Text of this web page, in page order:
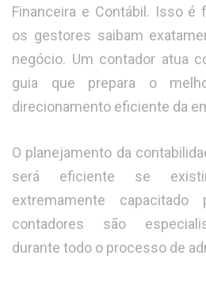
Financeira e Contábil. Isso é
os gestores saibam
negócio. Um contador atua
guia que prepara o
direcionamento eficiente da
O planejamento da
será eficiente se
extremamente
contadores são
durante todo o processo de